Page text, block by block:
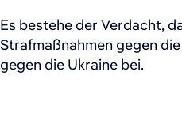
Es bestehe der Verdacht,
Strafmaßnahmen gegen
gegen die Ukraine bei.